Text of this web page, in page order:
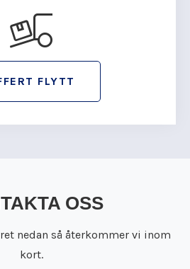
FLYTT
OSS
nedan så återkommer vi inom
kort.